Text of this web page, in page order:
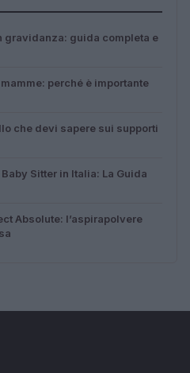
gravidanza: guida completa e
perché è importante
che devi sapere sui supporti
Sitter in Italia: La Guida
Absolute: l’aspirapolvere